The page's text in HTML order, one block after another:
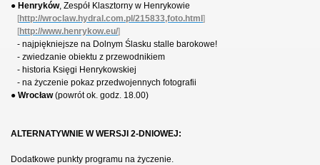
● Henryków, Zespół Klasztorny w Henrykowie
[http://wroclaw.hydral.com.pl/215833,foto.html ]
[http://www.henrykow.eu/]
- najpiękniejsze na Dolnym Ślasku stalle barokowe!
- zwiedzanie obiektu z przewodnikiem
- historia Księgi Henrykowskiej
- na życzenie pokaz przedwojennych fotografii
● Wrocław(powrót ok. godz. 18.00)
ALTERNATYWNIE W WERSJI 2-DNIOWEJ:
Dodatkowe punkty programu na życzenie.